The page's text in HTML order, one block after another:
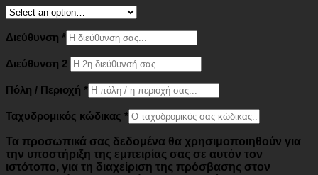
Διεύθυνση *
Διεύθυνση 2
Πόλη / Περιοχή *
Ταχυδρομικός κώδικας *
Τα προσωπικά σας δεδομένα θα χρησιμοποιηθούν για
την υποστήριξη της εμπειρίας σας σε αυτόν τον
ιστότοπο, για τη διαχείριση της πρόσβασης στον